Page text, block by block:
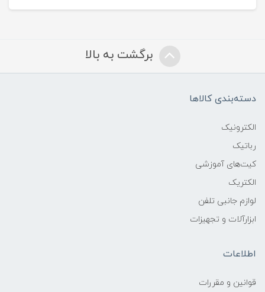
برگشت به بالا
دسته‌بندی کالاها
الکترونیک
رباتیک
کیت‌های آموزشی
الکتریک
لوازم جانبی تلفن
ابزارآلات و تجهیزات
اطلاعات
قوانين و مقررات